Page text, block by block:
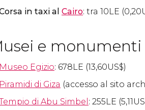
in taxi al Cairo: tra 10LE (0,20
e monumenti
Museo Egizio: 678LE (13,60US$)
Piramidi di Giza (accesso al sito
di Abu Simbel : 255LE (5,11